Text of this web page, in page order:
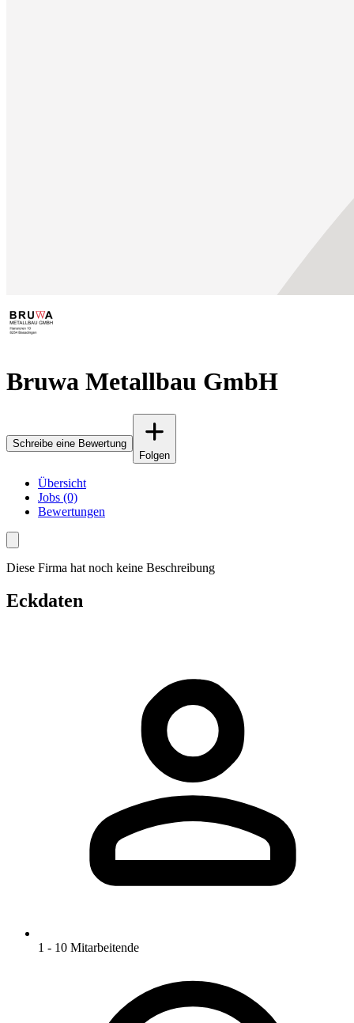
Bruwa Metallbau GmbH
Schreibe eine Bewertung
Folgen
Übersicht
Jobs (0)
Bewertungen
Diese Firma hat noch keine Beschreibung
Eckdaten
1 - 10 Mitarbeitende